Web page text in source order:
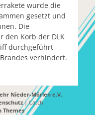
wurde die
gesetzt und
Die
den Korb der DLK
durchgeführt
verhindert.
Nieder-Mörlen e.V..
| Catch
Themes